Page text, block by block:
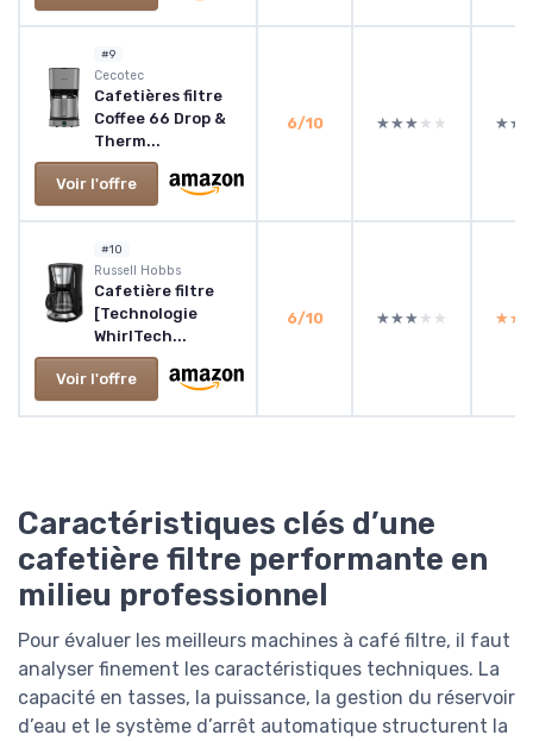
#9
‎Cecotec
Cafetières filtre
Coffee 66 Drop &
Therm...
Voir l'offre
6/10 ★★★★★
★★★★★
#10
‎Russell Hobbs
Cafetière filtre
[Technologie
WhirlTech...
Voir l'offre
6/10 ★★★★★
★★★★★
Caractéristiques clés d’une
cafetière filtre performante en
milieu professionnel
Pour évaluer les meilleurs machines à café filtre, il faut
analyser finement les caractéristiques techniques. La
capacité en tasses, la puissance, la gestion du réservoir
d’eau et le système d’arrêt automatique structurent la